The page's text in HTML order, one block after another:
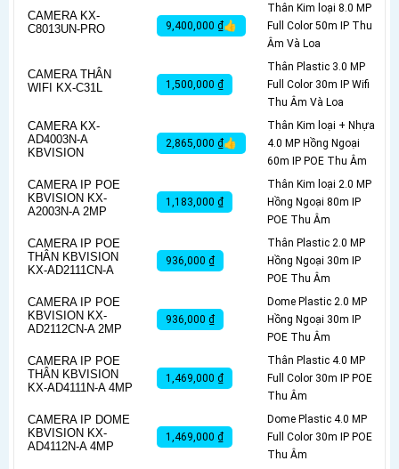
CAMERA KX-
C8013UN-PRO
9,400,000 ₫👍
Thân Kim loại 8.0 MP
Full Color 50m IP Thu
Âm Và Loa
CAMERA THÂN
WIFI KX-C31L
1,500,000 ₫
Thân Plastic 3.0 MP
Full Color 30m IP Wifi
Thu Âm Và Loa
CAMERA KX-
AD4003N-A
KBVISION
2,865,000 ₫👍
Thân Kim loại + Nhựa
4.0 MP Hồng Ngoại
60m IP POE Thu Âm
CAMERA IP POE
KBVISION KX-
A2003N-A 2MP
1,183,000 ₫
Thân Kim loại 2.0 MP
Hồng Ngoại 80m IP
POE Thu Âm
CAMERA IP POE
THÂN KBVISION
KX-AD2111CN-A
936,000 ₫
Thân Plastic 2.0 MP
Hồng Ngoại 30m IP
POE Thu Âm
CAMERA IP POE
KBVISION KX-
AD2112CN-A 2MP
936,000 ₫
Dome Plastic 2.0 MP
Hồng Ngoại 30m IP
POE Thu Âm
CAMERA IP POE
THÂN KBVISION
KX-AD4111N-A 4MP
1,469,000 ₫
Thân Plastic 4.0 MP
Full Color 30m IP POE
Thu Âm
CAMERA IP DOME
KBVISION KX-
AD4112N-A 4MP
1,469,000 ₫
Dome Plastic 4.0 MP
Full Color 30m IP POE
Thu Âm